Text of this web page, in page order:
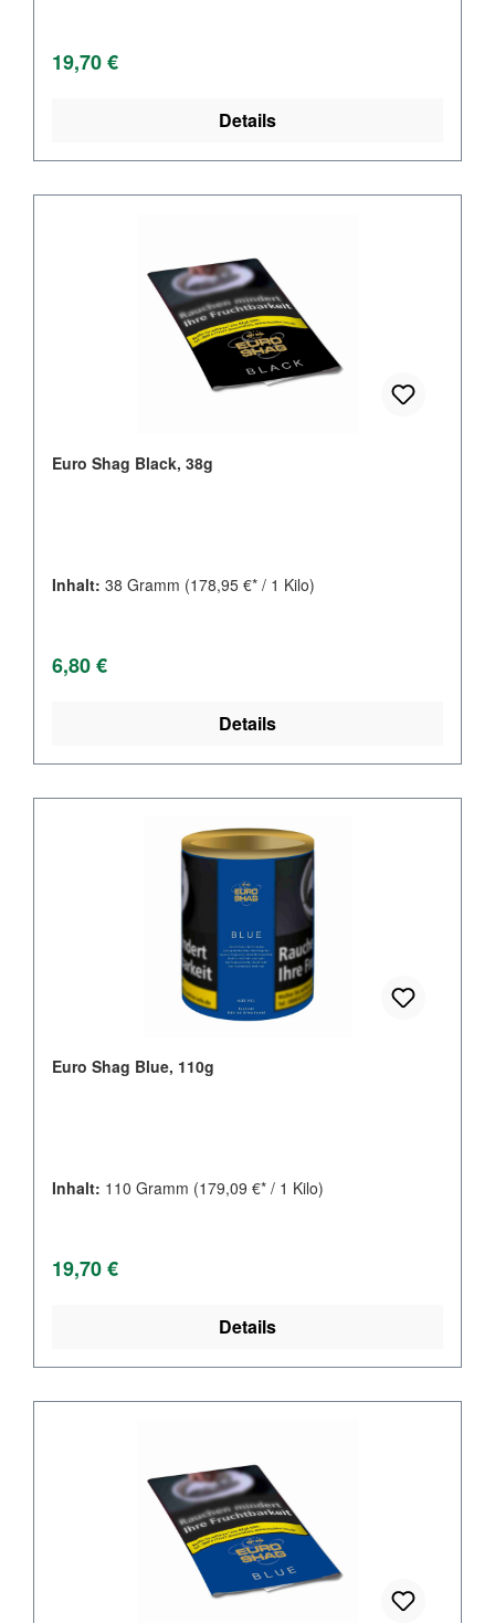
Regulärer Preis:
19,70 €
Details
Euro Shag Black, 38g
Inhalt: 38 Gramm (178,95 €* / 1 Kilo)
Regulärer Preis:
6,80 €
Details
Euro Shag Blue, 110g
Inhalt: 110 Gramm (179,09 €* / 1 Kilo)
Regulärer Preis:
19,70 €
Details